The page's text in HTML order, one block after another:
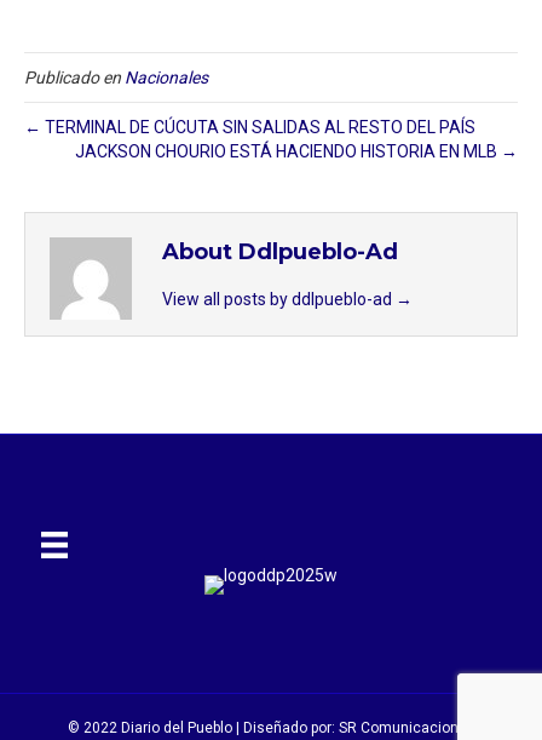
Publicado en Nacionales
← TERMINAL DE CÚCUTA SIN SALIDAS AL RESTO DEL PAÍS
JACKSON CHOURIO ESTÁ HACIENDO HISTORIA EN MLB →
About Ddlpueblo-Ad
View all posts by ddlpueblo-ad →
© 2022 Diario del Pueblo | Diseñado por: SR Comunicaciones